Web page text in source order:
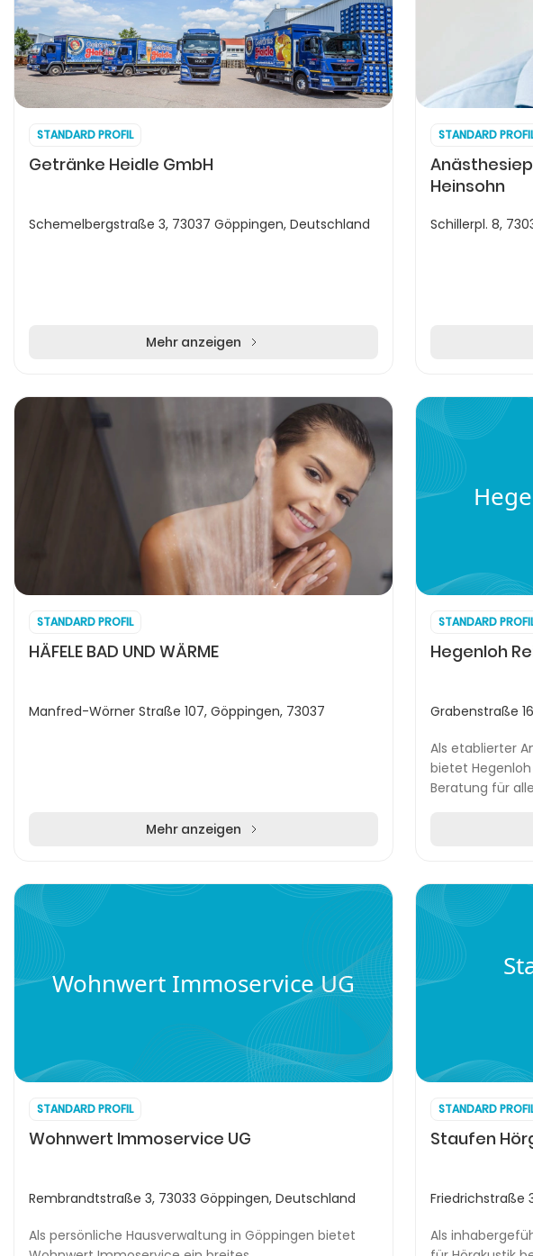
STANDARD PROFIL
Getränke Heidle GmbH
Schemelbergstraße 3, 73037 Göppingen, Deutschland
Mehr anzeigen
STANDARD
Heinsohn
Schillerpl. 8,
STANDARD PROFIL
HÄFELE BAD UND WÄRME
Manfred-Wörner Straße 107, Göppingen, 73037
Mehr anzeigen
STANDARD
Hegenloh
Grabenstraße
Als etablierter
bietet
Beratung für
Wohnwert Immoservice UG
STANDARD PROFIL
Wohnwert Immoservice UG
Rembrandtstraße 3, 73033 Göppingen, Deutschland
Als persönliche Hausverwaltung in Göppingen bietet
STANDARD
Staufen
Friedrichstraße
Als